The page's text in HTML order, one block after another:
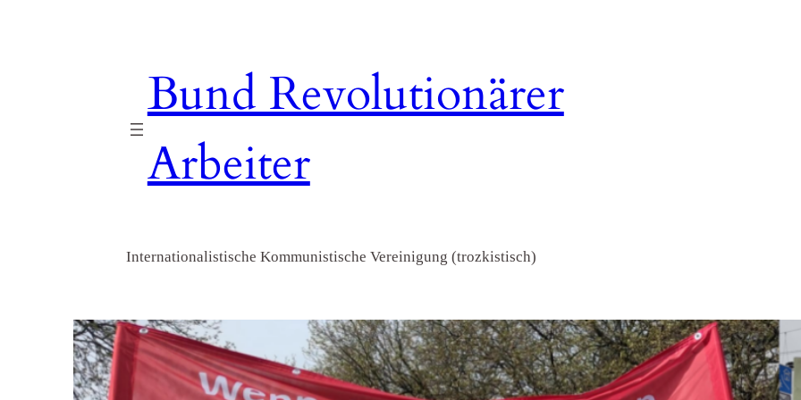
Bund Revolutionärer
Arbeiter
Internationalistische Kommunistische Vereinigung (trozkistisch)